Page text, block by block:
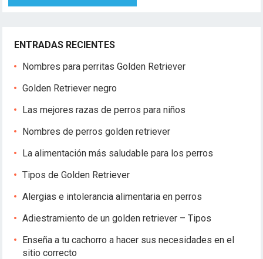
ENTRADAS RECIENTES
Nombres para perritas Golden Retriever
Golden Retriever negro
Las mejores razas de perros para niños
Nombres de perros golden retriever
La alimentación más saludable para los perros
Tipos de Golden Retriever
Alergias e intolerancia alimentaria en perros
Adiestramiento de un golden retriever – Tipos
Enseña a tu cachorro a hacer sus necesidades en el
sitio correcto